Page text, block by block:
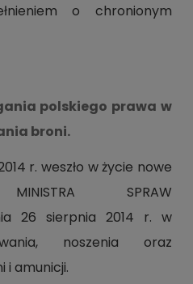
o chronionym
polskiego prawa w
broni.
r. weszło w życie nowe
MINISTRA SPRAW
26 sierpnia 2014 r. w
noszenia oraz
i amunicji.